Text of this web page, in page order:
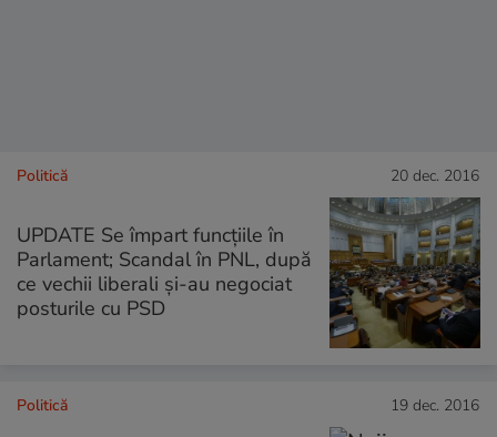
Politică 20 dec. 2016
UPDATE Se împart funcțiile în
Parlament; Scandal în PNL, după
ce vechii liberali și-au negociat
posturile cu PSD
Politică 19 dec. 2016